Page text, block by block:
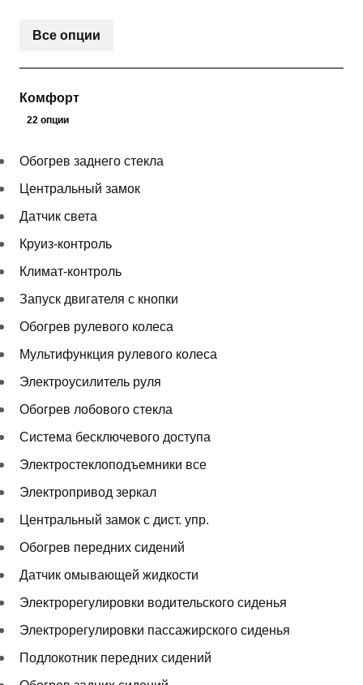
Все опции
Комфорт
22 опции
Обогрев заднего стекла
Центральный замок
Датчик света
Круиз-контроль
Климат-контроль
Запуск двигателя с кнопки
Обогрев рулевого колеса
Мультифункция рулевого колеса
Электроусилитель руля
Обогрев лобового стекла
Система бесключевого доступа
Электростеклоподъемники все
Электропривод зеркал
Центральный замок с дист. упр.
Обогрев передних сидений
Датчик омывающей жидкости
Электрорегулировки водительского сиденья
Электрорегулировки пассажирского сиденья
Подлокотник передних сидений